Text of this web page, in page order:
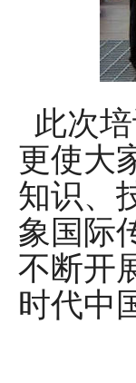
此次
更使大
知识、
象国际
不断开
时代中